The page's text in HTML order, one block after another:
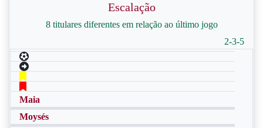
Escalação
8 titulares diferentes em relação ao último jogo
2-3-5
Maia
Moysés